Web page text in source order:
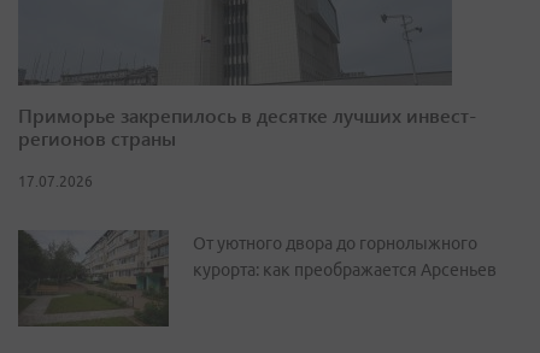
Приморье закрепилось в десятке лучших инвест-
регионов страны
17.07.2026
От уютного двора до горнолыжного
курорта: как преображается Арсеньев